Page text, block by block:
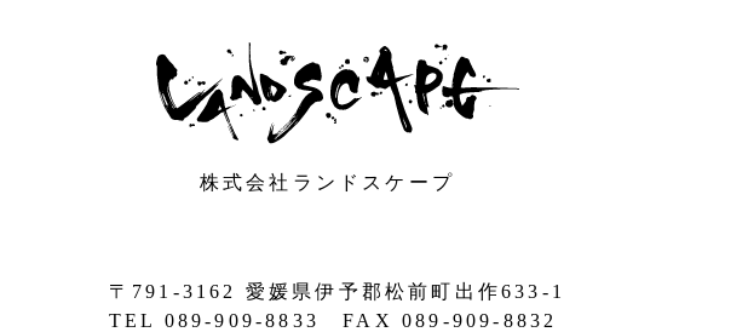
〒791-3162 愛媛県伊予郡松前町出作633-1
TEL 089-909-8833 FAX 089-909-8832
株式会社ランドスケープ